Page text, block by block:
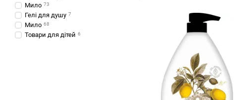
Мило 73
Гелі для душу 7
Мило 68
Товари для дітей 6